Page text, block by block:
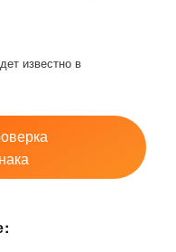
известно в